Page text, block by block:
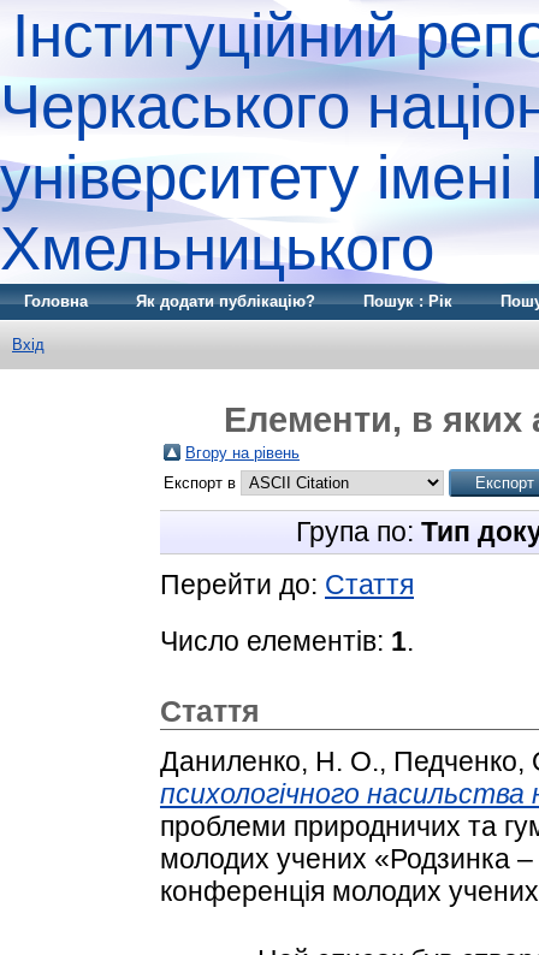
Інституційний
Черкаського
університету
Хмельницького
Головна Як додати публікацію? Пошук : Рік
Вхід
Елементи, в яких
Вгору на рівень
Експорт в
Група по: Тип
Перейти до: Стаття
Число елементів: 1.
Стаття
Даниленко, Н. О., Педченко,
психологічного насильства
проблеми природничих та
молодих учених «Родзинка
конференція молодих